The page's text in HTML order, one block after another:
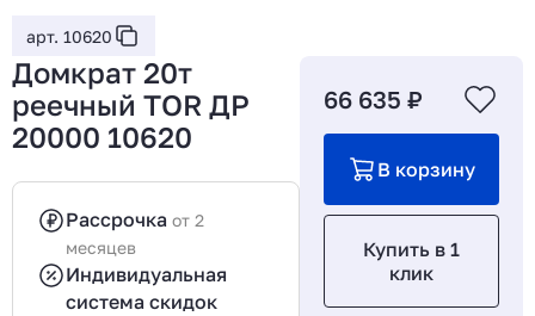
арт. 10620
Домкрат 20т
реечный TOR ДР
20000 10620
Рассрочка от 2
месяцев
Индивидуальная
система скидок
66 635 ₽
В корзину
Купить в 1
клик